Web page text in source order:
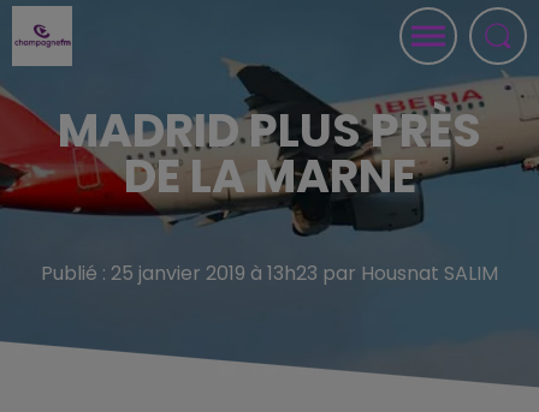
MADRID PLUS PRÈS
DE LA MARNE
Publié : 25 janvier 2019 à 13h23 par Housnat SALIM